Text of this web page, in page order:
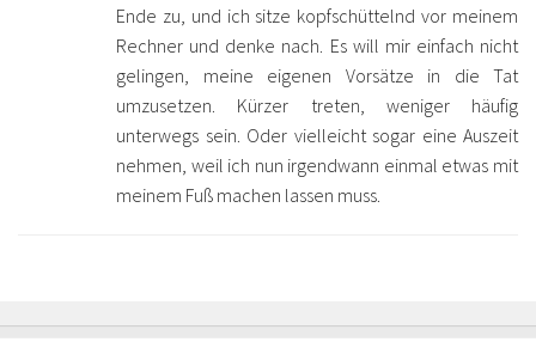
Ende zu, und ich sitze kopfschüttelnd vor meinem
Rechner und denke nach. Es will mir einfach nicht
gelingen, meine eigenen Vorsätze in die Tat
umzusetzen. Kürzer treten, weniger häufig
unterwegs sein. Oder vielleicht sogar eine Auszeit
nehmen, weil ich nun irgendwann einmal etwas mit
meinem Fuß machen lassen muss.